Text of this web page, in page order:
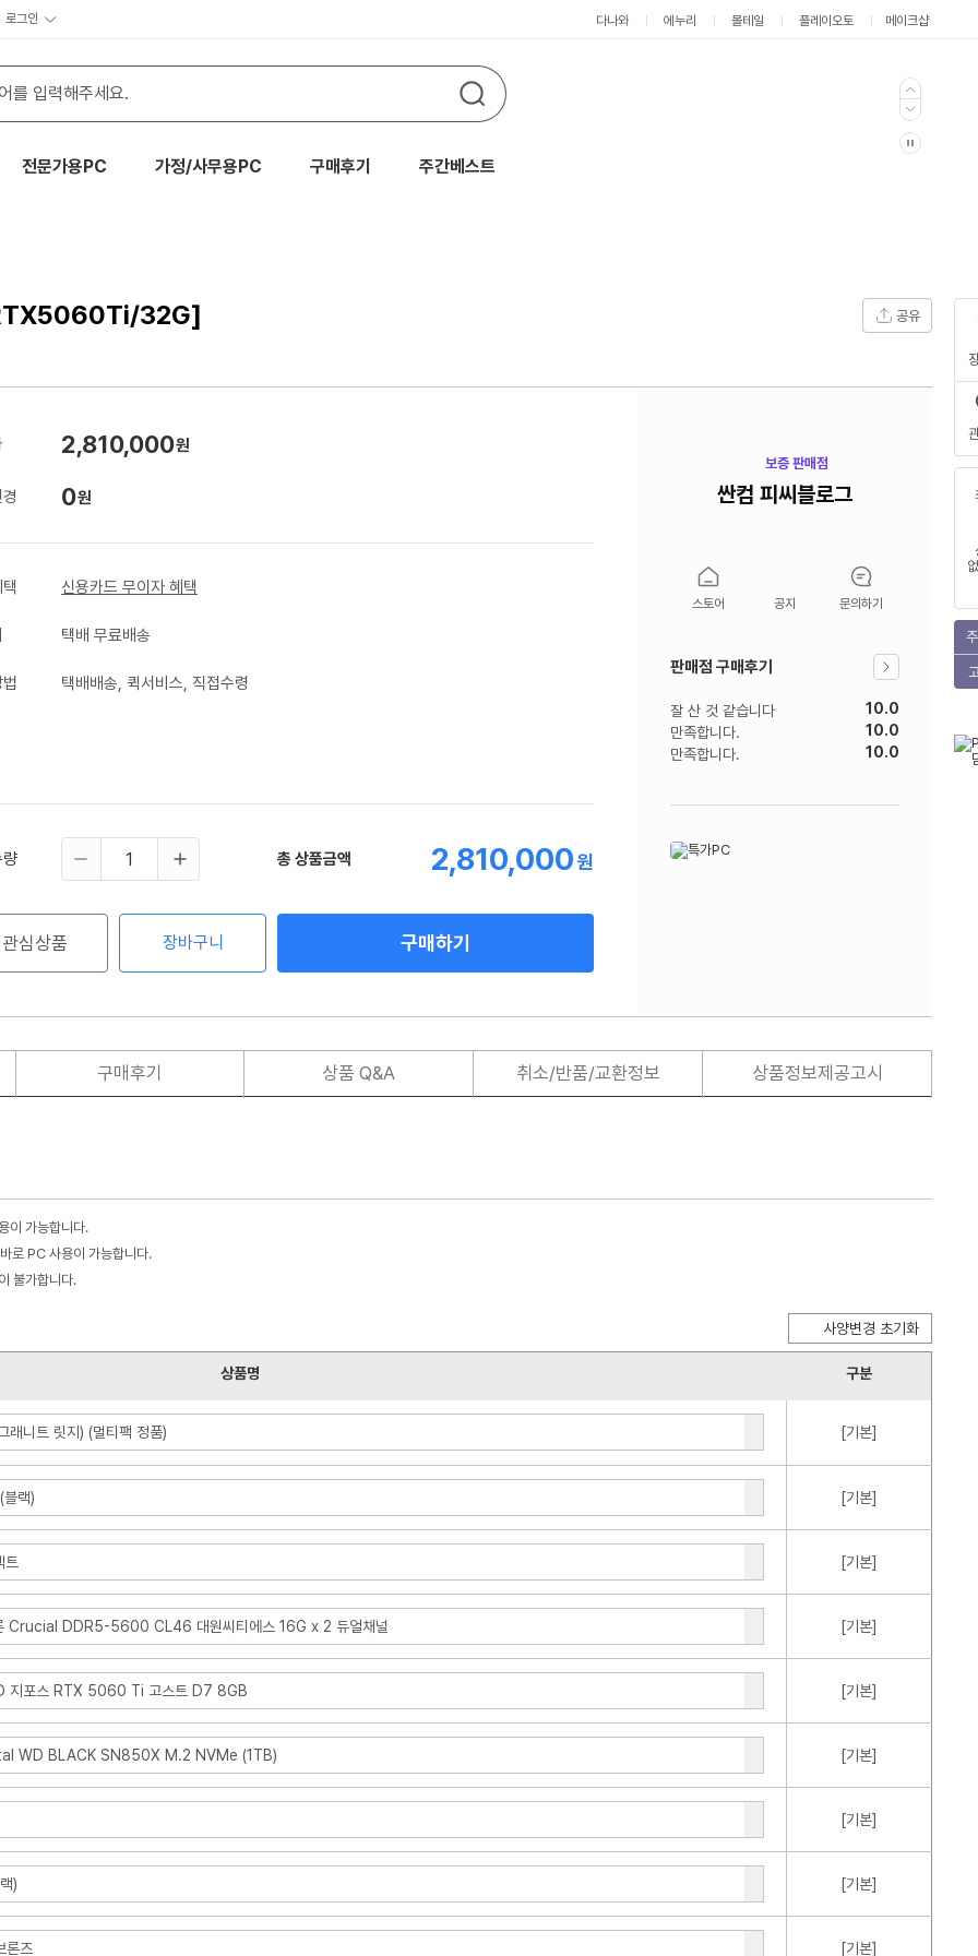
로그인 다나와 에누리 몰테일 플레이오토 메이크샵
이
전
다
음
자
동
전문가용PC 가정/사무용PC 구매후기 주간베스트
32G] 공유
2,810,000원
0원
신용카드 무이자 혜택
택배 무료배송
택배배송, 퀵서비스, 직접수령
량 총 상품금액 2,810,000원
관심상품 장바구니 구매하기
보증 판매점
싼컴 피씨블로그
스토어 공지 문의하기
판매점 구매후기
잘 산 것 같습니다
10.0
만족합니다.
10.0
만족합니다.
10.0
구매후기 상품 Q&A 취소/반품/교환정보 상품정보제공고시
이 가능합니다.
로 PC 사용이 가능합니다.
불가합니다.
사양변경 초기화
상품명 구분
니트 릿지) (멀티팩 정품) [기본]
랙) [기본]
트 [기본]
Crucial DDR5-5600 CL46 대원씨티에스 16G x 2 듀얼채널 [기본]
포스 RTX 5060 Ti 고스트 D7 8GB [기본]
WD BLACK SN850X M.2 NVMe (1TB) [기본]
[기본]
) [기본]
론즈 [기본]